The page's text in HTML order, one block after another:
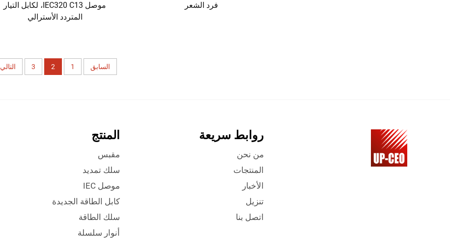
فرد الشعر
موصل IEC320 C13، لكابل التيار
المتردد الأسترالي
السابق 1
2
3 التالي
روابط سريعة
من نحن
المنتجات
الأخبار
تنزيل
اتصل بنا
المنتج
مقبس
سلك تمديد
موصل IEC
كابل الطاقة الجديدة
سلك الطاقة
أنوار سلسلة